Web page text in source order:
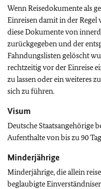
Wenn Reisedokumente als
Einreisen damit in der Regel
diese Dokumente von
zurückgegeben und der
Fahndungslisten gelöscht
rechtzeitig vor der Einreise
zu lassen oder ein weiteres
sich zu führen.
Visum
Deutsche Staatsangehörige
Aufenthalte von bis zu 90
Minderjährige
Minderjährige, die allein
beglaubigte